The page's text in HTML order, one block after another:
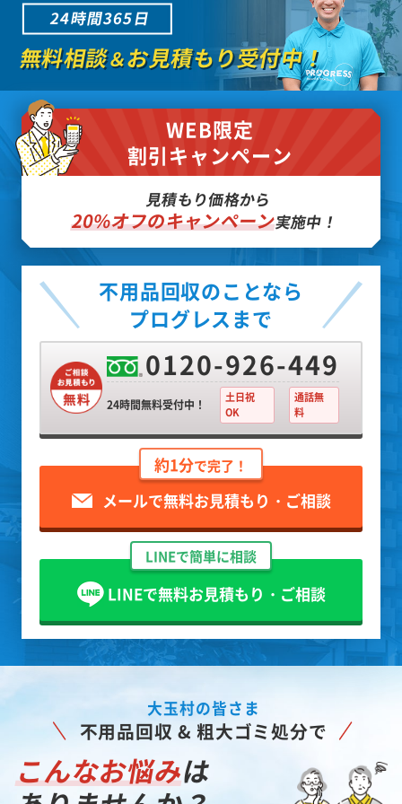
24時間365日
無料相談＆お見積もり受付中！
WEB限定
割引キャンペーン
見積もり価格から
20%オフのキャンペーン実施中！
不用品回収のことなら
プログレスまで
0120-926-449
24時間無料受付中！
土日祝
OK
通話無
料
約1分で完了！
メールで無料お見積もり・ご相談
LINEで簡単に相談
LINEで無料お見積もり・ご相談
大玉村の皆さま
不用品回収 & 粗大ゴミ処分で
こんなお悩みは